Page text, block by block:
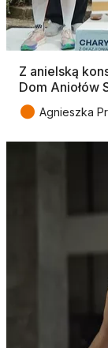
Z anielską
Dom Aniołów
● Agnieszka